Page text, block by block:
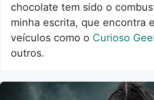
chocolate tem sido o
minha escrita, que encontra
veículos como o Curioso
outros.